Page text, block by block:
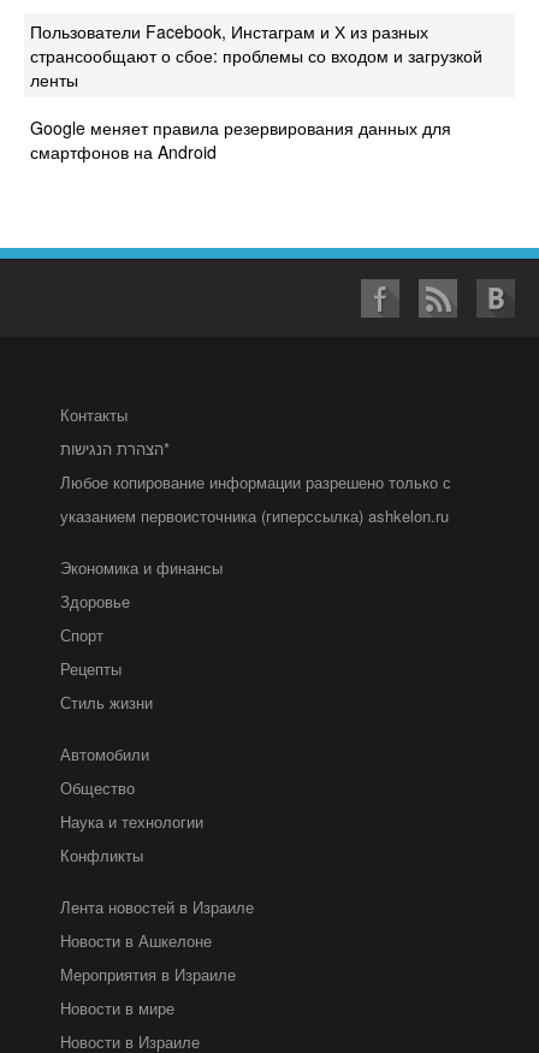
Пользователи Facebook, Инстаграм и Х из разных
странсообщают о сбое: проблемы со входом и загрузкой
ленты
Google меняет правила резервирования данных для
смартфонов на Android
Контакты
הצהרת הנגישות*
Любое копирование информации разрешено только с
указанием первоисточника (гиперссылка) ashkelon.ru
Экономика и финансы
Здоровье
Спорт
Рецепты
Стиль жизни
Автомобили
Общество
Наука и технологии
Конфликты
Лента новостей в Израиле
Новости в Ашкелоне
Мероприятия в Израиле
Новости в мире
Новости в Израиле